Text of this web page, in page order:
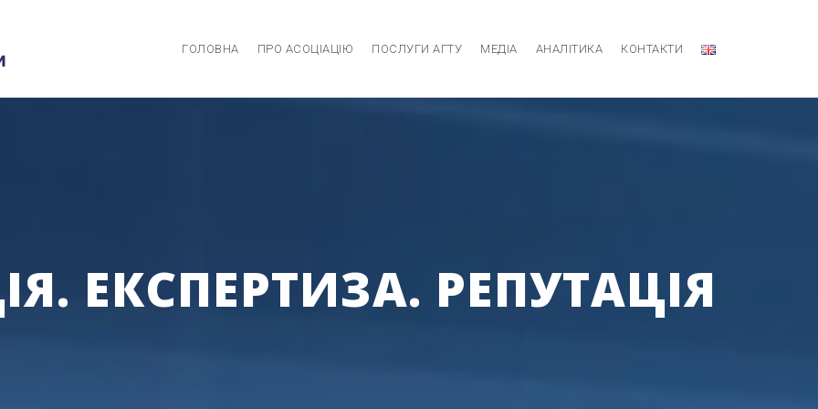
ГОЛОВНА ПРО АСОЦІАЦІЮ ПОСЛУГИ АГТУ МЕДІА АНАЛІТИКА КОНТАКТИ
ЕКСПЕРТИЗА. РЕПУТАЦІЯ